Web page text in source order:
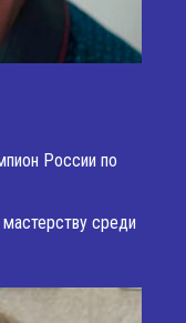
России по
среди